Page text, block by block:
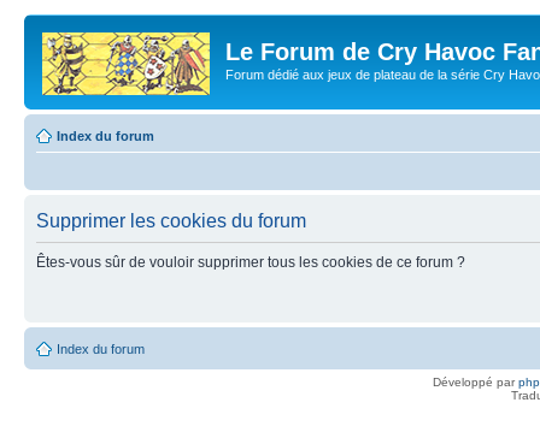
Le Forum de Cry Havoc
Forum dédié aux jeux de plateau de la série Cry
Index du forum
Supprimer les cookies du forum
Êtes-vous sûr de vouloir supprimer tous les cookies de ce forum ?
Index du forum
Développé par